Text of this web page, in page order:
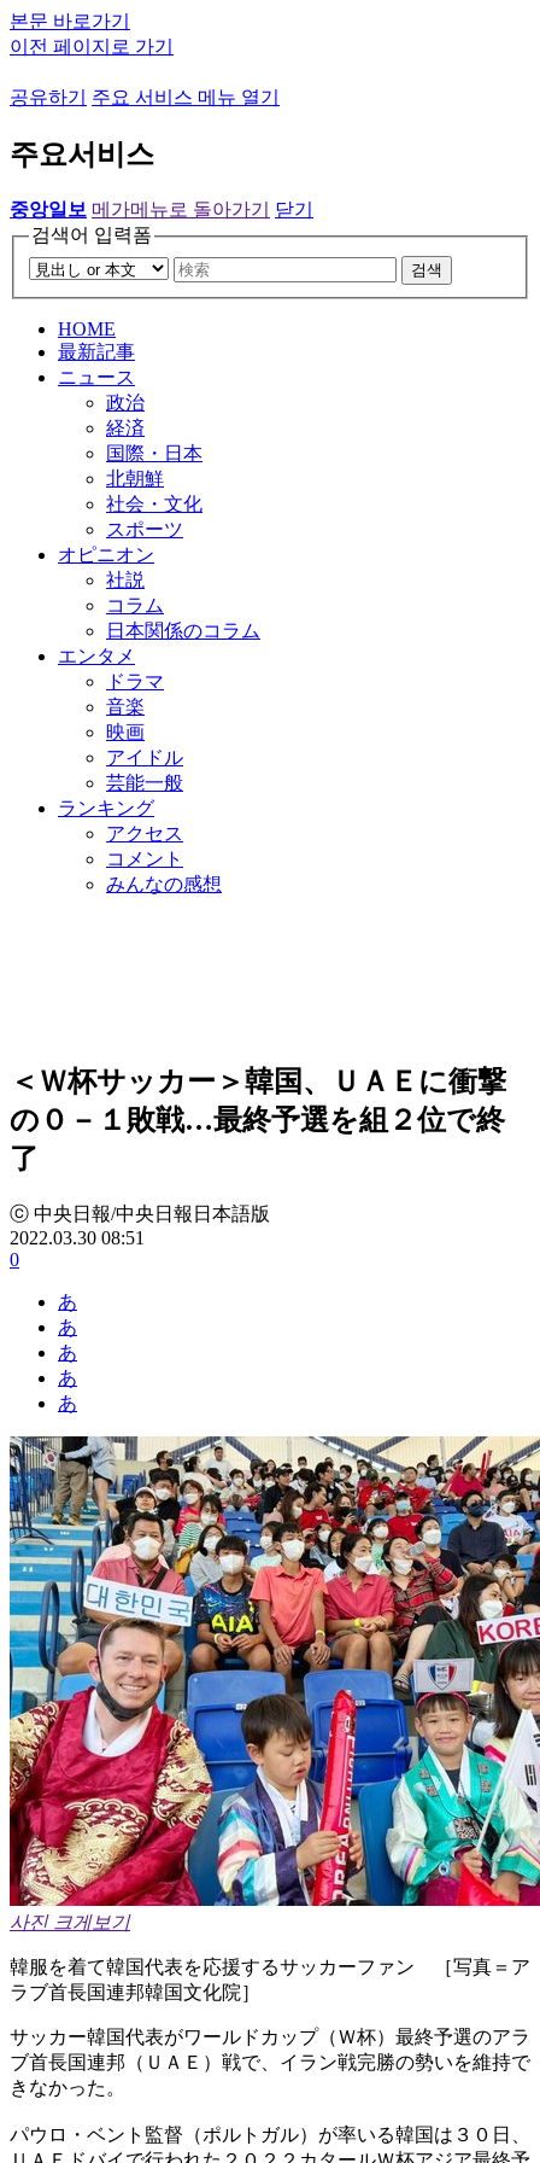
본문 바로가기
이전 페이지로 가기
공유하기 주요 서비스 메뉴 열기
주요서비스
중앙일보 메가메뉴로 돌아가기
닫기
검색어 입력폼
검색
HOME
最新記事
ニュース
政治
経済
国際・日本
北朝鮮
社会・文化
スポーツ
オピニオン
社説
コラム
日本関係のコラム
エンタメ
ドラマ
音楽
映画
アイドル
芸能一般
ランキング
アクセス
コメント
みんなの感想
＜Ｗ杯サッカー＞韓国、ＵＡＥに衝撃
の０－１敗戦…最終予選を組２位で終
了
ⓒ 中央日報/中央日報日本語版
2022.03.30 08:51
0
あ
あ
あ
あ
あ
사진 크게보기
韓服を着て韓国代表を応援するサッカーファン ［写真＝ア
ラブ首長国連邦韓国文化院］
サッカー韓国代表がワールドカップ（Ｗ杯）最終予選のアラ
ブ首長国連邦（ＵＡＥ）戦で、イラン戦完勝の勢いを維持で
きなかった。
パウロ・ベント監督（ポルトガル）が率いる韓国は３０日、